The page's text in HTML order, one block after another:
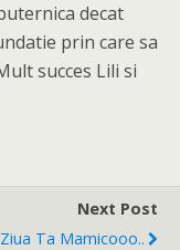
decat
prin care sa
succes Lili si
Next Post
Ta Mamicooo..